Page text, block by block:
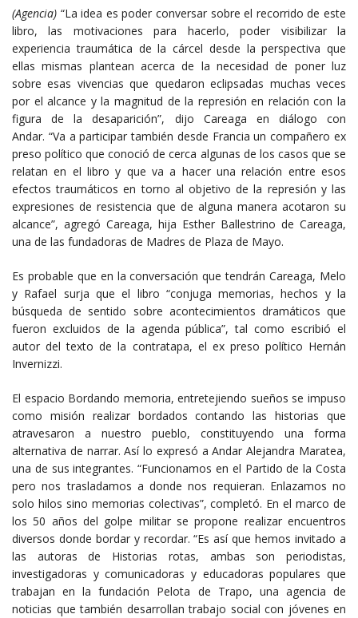
(Agencia) “La idea es poder conversar sobre el recorrido de este
libro, las motivaciones para hacerlo, poder visibilizar la
experiencia traumática de la cárcel desde la perspectiva que
ellas mismas plantean acerca de la necesidad de poner luz
sobre esas vivencias que quedaron eclipsadas muchas veces
por el alcance y la magnitud de la represión en relación con la
figura de la desaparición”, dijo Careaga en diálogo con
Andar. “Va a participar también desde Francia un compañero ex
preso político que conoció de cerca algunas de los casos que se
relatan en el libro y que va a hacer una relación entre esos
efectos traumáticos en torno al objetivo de la represión y las
expresiones de resistencia que de alguna manera acotaron su
alcance”, agregó Careaga, hija Esther Ballestrino de Careaga,
una de las fundadoras de Madres de Plaza de Mayo.
Es probable que en la conversación que tendrán Careaga, Melo
y Rafael surja que el libro “conjuga memorias, hechos y la
búsqueda de sentido sobre acontecimientos dramáticos que
fueron excluidos de la agenda pública”, tal como escribió el
autor del texto de la contratapa, el ex preso político Hernán
Invernizzi.
El espacio Bordando memoria, entretejiendo sueños se impuso
como misión realizar bordados contando las historias que
atravesaron a nuestro pueblo, constituyendo una forma
alternativa de narrar. Así lo expresó a Andar Alejandra Maratea,
una de sus integrantes. “Funcionamos en el Partido de la Costa
pero nos trasladamos a donde nos requieran. Enlazamos no
solo hilos sino memorias colectivas”, completó. En el marco de
los 50 años del golpe militar se propone realizar encuentros
diversos donde bordar y recordar. “Es así que hemos invitado a
las autoras de Historias rotas, ambas son periodistas,
investigadoras y comunicadoras y educadoras populares que
trabajan en la fundación Pelota de Trapo, una agencia de
noticias que también desarrollan trabajo social con jóvenes en